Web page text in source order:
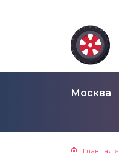
Москва
Главная »